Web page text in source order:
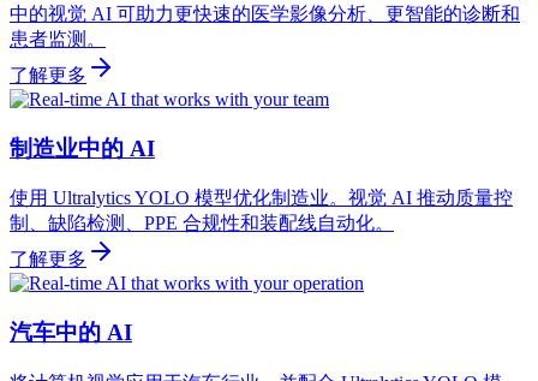
中的视觉 AI 可助力更快速的医学影像分析、更智能的诊断和
患者监测。
了解更多
制造业中的 AI
使用 Ultralytics YOLO 模型优化制造业。视觉 AI 推动质量控
制、缺陷检测、PPE 合规性和装配线自动化。
了解更多
汽车中的 AI